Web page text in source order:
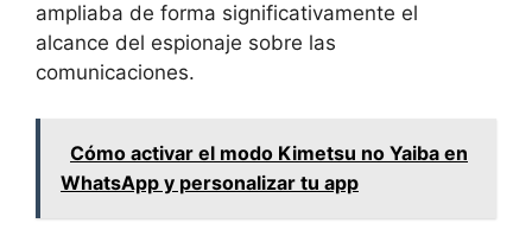
ampliaba de forma significativamente el
alcance del espionaje sobre las
comunicaciones.
Cómo activar el modo Kimetsu no Yaiba en
WhatsApp y personalizar tu app